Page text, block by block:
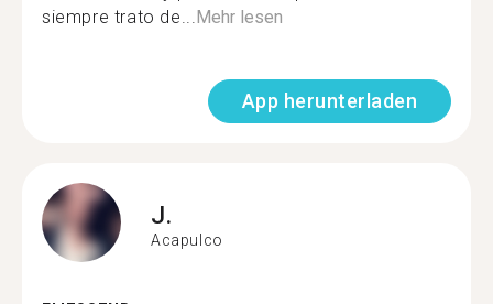
siempre trato de...Mehr lesen
App herunterladen
J.
Acapulco